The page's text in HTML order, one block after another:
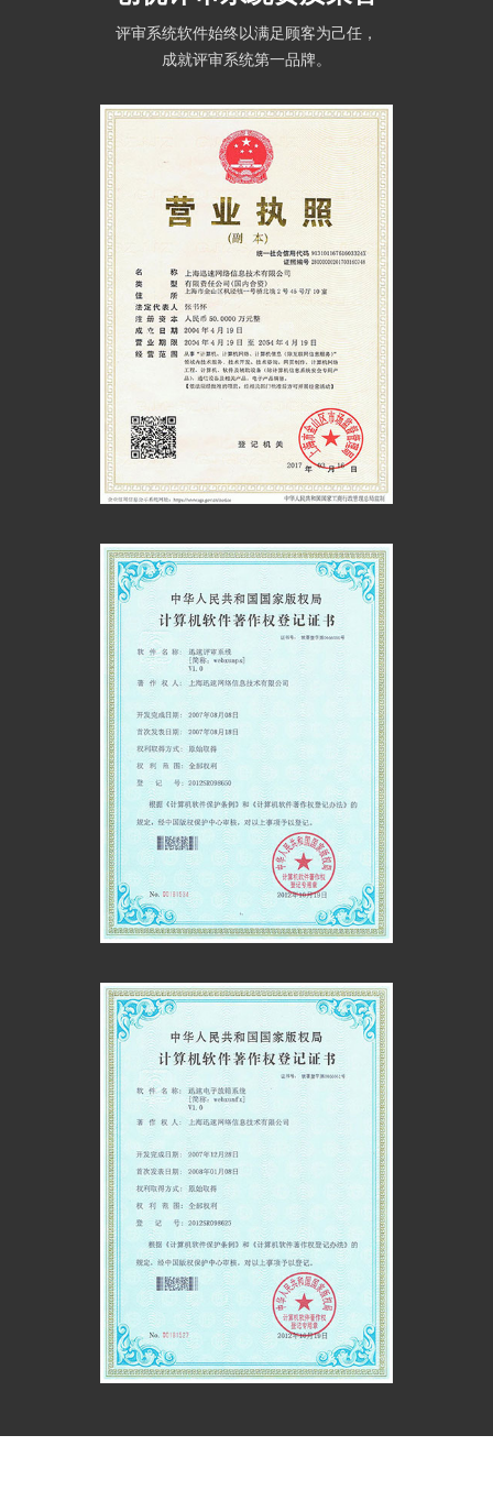
评审系统软件始终以满足顾客为己任，
成就评审系统第一品牌。